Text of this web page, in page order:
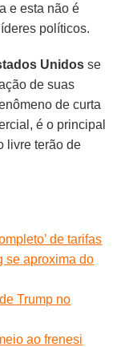
e esta não é
políticos.
Unidos se
de suas
de curta
é o principal
livre terão de
de tarifas
se aproxima do
Trump no
ao frenesi